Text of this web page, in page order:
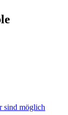
sind möglich